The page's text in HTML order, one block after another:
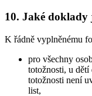
10. Jaké doklady
K řádně vyplněnému
pro všechny
totožnosti, u
totožnosti není
list,